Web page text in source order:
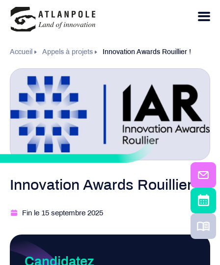
Accueil Appels à projets Innovation Awards Rouillier !
Innovation Awards Rouillier !
Fin le 15 septembre 2025